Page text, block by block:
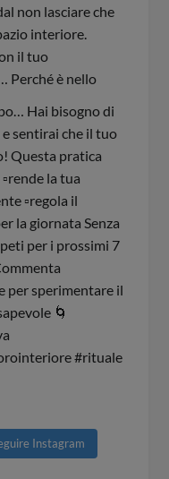
Instagram